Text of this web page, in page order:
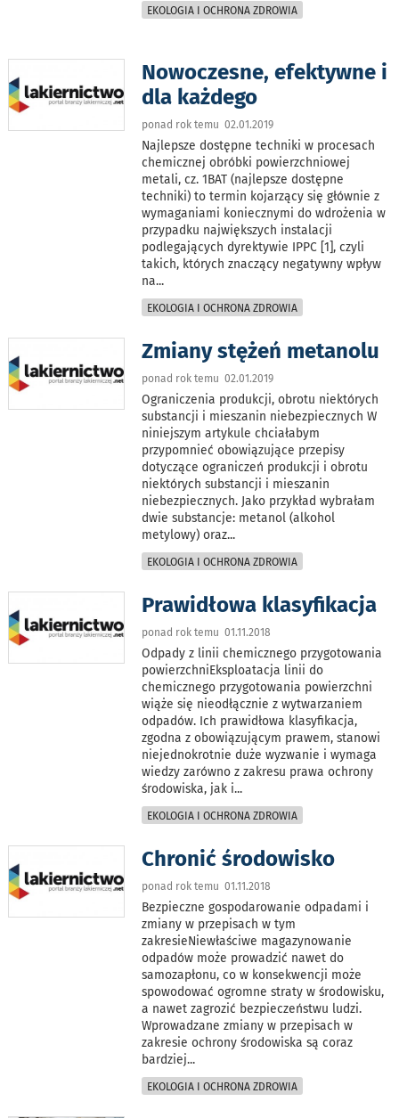
EKOLOGIA I OCHRONA ZDROWIA
Nowoczesne, efektywne i
dla każdego
ponad rok temu 02.01.2019
Najlepsze dostępne techniki w procesach
chemicznej obróbki powierzchniowej
metali, cz. 1BAT (najlepsze dostępne
techniki) to termin kojarzący się głównie z
wymaganiami koniecznymi do wdrożenia w
przypadku największych instalacji
podlegających dyrektywie IPPC [1], czyli
takich, których znaczący negatywny wpływ
na...
EKOLOGIA I OCHRONA ZDROWIA
Zmiany stężeń metanolu
ponad rok temu 02.01.2019
Ograniczenia produkcji, obrotu niektórych
substancji i mieszanin niebezpiecznych W
niniejszym artykule chciałabym
przypomnieć obowiązujące przepisy
dotyczące ograniczeń produkcji i obrotu
niektórych substancji i mieszanin
niebezpiecznych. Jako przykład wybrałam
dwie substancje: metanol (alkohol
metylowy) oraz...
EKOLOGIA I OCHRONA ZDROWIA
Prawidłowa klasyfikacja
ponad rok temu 01.11.2018
Odpady z linii chemicznego przygotowania
powierzchniEksploatacja linii do
chemicznego przygotowania powierzchni
wiąże się nieodłącznie z wytwarzaniem
odpadów. Ich prawidłowa klasyfikacja,
zgodna z obowiązującym prawem, stanowi
niejednokrotnie duże wyzwanie i wymaga
wiedzy zarówno z zakresu prawa ochrony
środowiska, jak i...
EKOLOGIA I OCHRONA ZDROWIA
Chronić środowisko
ponad rok temu 01.11.2018
Bezpieczne gospodarowanie odpadami i
zmiany w przepisach w tym
zakresieNiewłaściwe magazynowanie
odpadów może prowadzić nawet do
samozapłonu, co w konsekwencji może
spowodować ogromne straty w środowisku,
a nawet zagrozić bezpieczeństwu ludzi.
Wprowadzane zmiany w przepisach w
zakresie ochrony środowiska są coraz
bardziej...
EKOLOGIA I OCHRONA ZDROWIA